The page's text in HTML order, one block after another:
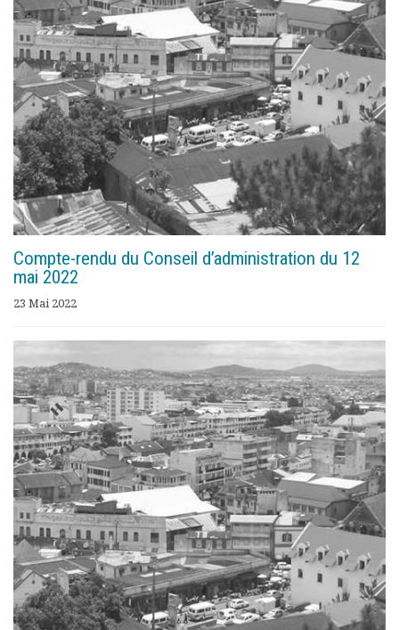
Documents
Les adhérents
Annuaire
Offres d’emploi
Forum
Actualités
Nous contacter
Compte-rendu du Conseil d’administration du 12
mai 2022
23 Mai 2022